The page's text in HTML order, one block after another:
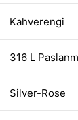
Kahverengi
316 L
Silver-Rose